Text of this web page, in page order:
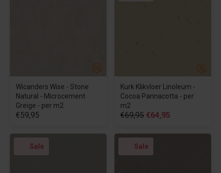
Wicanders Wise - Stone
Natural - Microcement
Greige - per m2
€59,95
Kurk Klikvloer Linoleum -
Cocoa Pannacotta - per
m2
€69,95 €64,95
Sale Sale